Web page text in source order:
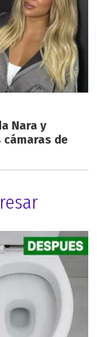
Nara y
de